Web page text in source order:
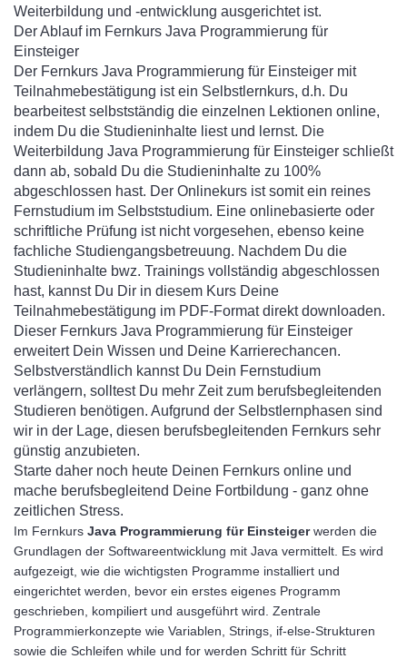
Weiterbildung und -entwicklung ausgerichtet ist.
Der Ablauf im Fernkurs Java Programmierung für
Einsteiger
Der Fernkurs Java Programmierung für Einsteiger mit
Teilnahmebestätigung ist ein Selbstlernkurs, d.h. Du
bearbeitest selbstständig die einzelnen Lektionen online,
indem Du die Studieninhalte liest und lernst. Die
Weiterbildung Java Programmierung für Einsteiger schließt
dann ab, sobald Du die Studieninhalte zu 100%
abgeschlossen hast. Der Onlinekurs ist somit ein reines
Fernstudium im Selbststudium. Eine onlinebasierte oder
schriftliche Prüfung ist nicht vorgesehen, ebenso keine
fachliche Studiengangsbetreuung. Nachdem Du die
Studieninhalte bwz. Trainings vollständig abgeschlossen
hast, kannst Du Dir in diesem Kurs Deine
Teilnahmebestätigung im PDF-Format direkt downloaden.
Dieser Fernkurs Java Programmierung für Einsteiger
erweitert Dein Wissen und Deine Karrierechancen.
Selbstverständlich kannst Du Dein Fernstudium
verlängern, solltest Du mehr Zeit zum berufsbegleitenden
Studieren benötigen. Aufgrund der Selbstlernphasen sind
wir in der Lage, diesen berufsbegleitenden Fernkurs sehr
günstig anzubieten.
Starte daher noch heute Deinen Fernkurs online und
mache berufsbegleitend Deine Fortbildung - ganz ohne
zeitlichen Stress.
Im Fernkurs Java Programmierung für Einsteigerwerden die
Grundlagen der Softwareentwicklung mit Java vermittelt. Es wird
aufgezeigt, wie die wichtigsten Programme installiert und
eingerichtet werden, bevor ein erstes eigenes Programm
geschrieben, kompiliert und ausgeführt wird. Zentrale
Programmierkonzepte wie Variablen, Strings, if-else-Strukturen
sowie die Schleifen while und for werden Schritt für Schritt